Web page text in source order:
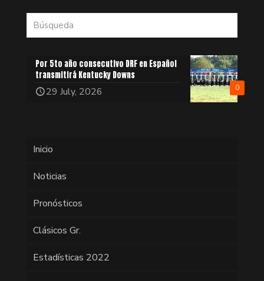
0
Por 5to año consecutivo DRF en Español
transmitirá Kentucky Downs
29 July, 2026
Inicio
Noticias
Pronósticos
Clásicos Gr.
Estadísticas 2022